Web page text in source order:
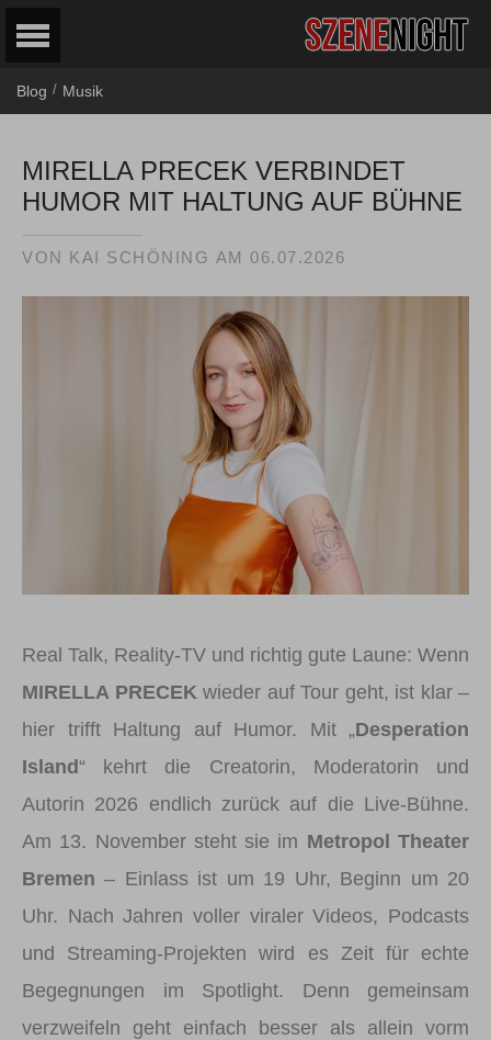
Blog / Musik
MIRELLA PRECEK VERBINDET
HUMOR MIT HALTUNG AUF BÜHNE
VON KAI SCHÖNING AM 06.07.2026
Real Talk, Reality-TV und richtig gute Laune: Wenn
MIRELLA PRECEKwieder auf Tour geht, ist klar –
hier trifft Haltung auf Humor. Mit „Desperation
Island“ kehrt die Creatorin, Moderatorin und
Autorin 2026 endlich zurück auf die Live-Bühne.
Am 13. November steht sie im Metropol Theater
Bremen – Einlass ist um 19 Uhr, Beginn um 20
Uhr. Nach Jahren voller viraler Videos, Podcasts
und Streaming-Projekten wird es Zeit für echte
Begegnungen im Spotlight. Denn gemeinsam
verzweifeln geht einfach besser als allein vorm